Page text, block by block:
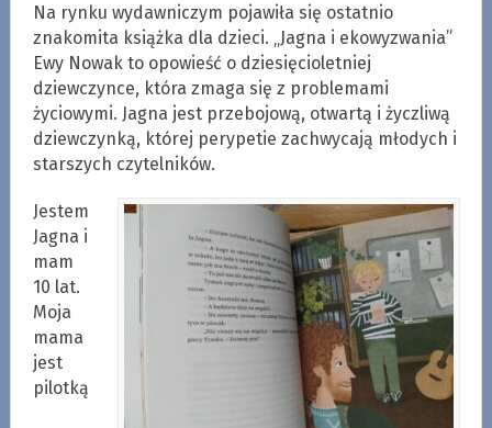
Na rynku wydawniczym pojawiła się ostatnio
znakomita książka dla dzieci. „Jagna i ekowyzwania”
Ewy Nowak to opowieść o dziesięcioletniej
dziewczynce, która zmaga się z problemami
życiowymi. Jagna jest przebojową, otwartą i życzliwą
dziewczynką, której perypetie zachwycają młodych i
starszych czytelników.
Jestem
Jagna i
mam
10 lat.
Moja
mama
jest
pilotką